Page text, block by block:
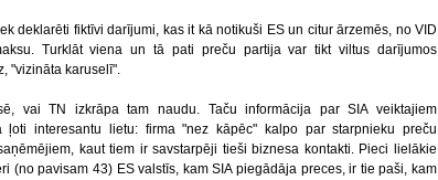
deklarēti fiktīvi darījumi, kas it kā notikuši ES un citur ārzemēs, no VID
Turklāt viena un tā pati preču partija var tikt viltus darījumos
"vizināta karuselī".
vai TN izkrāpa tam naudu. Taču informācija par SIA veiktajiem
ļoti interesantu lietu: firma "nez kāpēc" kalpo par starpnieku preču
kaut tiem ir savstarpēji tieši biznesa kontakti. Pieci lielākie
(no pavisam 43) ES valstīs, kam SIA piegādāja preces, ir tie paši, kam